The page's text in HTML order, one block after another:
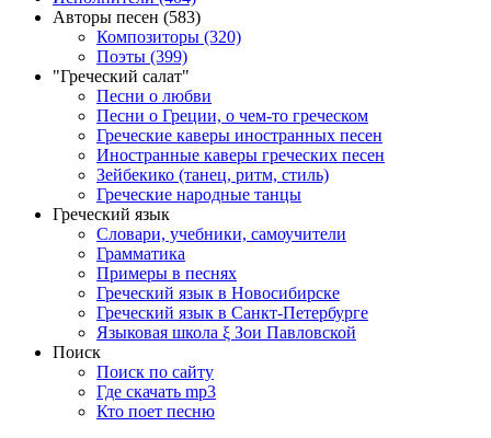
Авторы песен (583)
Композиторы (320)
Поэты (399)
"Греческий салат"
Песни о любви
Песни о Греции, о чем-то греческом
Греческие каверы иностранных песен
Иностранные каверы греческих песен
Зейбекико (танец, ритм, стиль)
Греческие народные танцы
Греческий язык
Словари, учебники, самоучители
Грамматика
Примеры в песнях
Греческий язык в Новосибирске
Греческий язык в Санкт-Петербурге
Языковая школа ξ Зои Павловской
Поиск
Поиск по сайту
Где скачать mp3
Кто поет песню